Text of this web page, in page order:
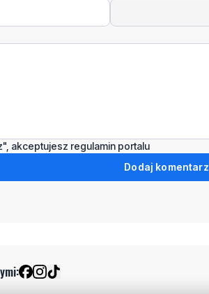
akceptujesz regulamin portalu
Dodaj komentarz